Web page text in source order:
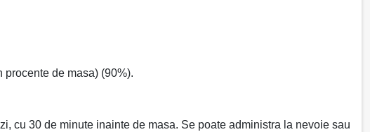
de masa) (90%).
cu 30 de minute inainte de masa. Se poate administra la nevoie sau